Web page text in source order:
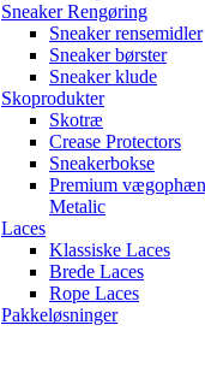
Sneaker Rengøring
Sneaker rensemidler
Sneaker børster
Sneaker klude
Skoprodukter
Skotræ
Crease Protectors
Sneakerbokse
Premium
Metalic
Laces
Klassiske Laces
Brede Laces
Rope Laces
Pakkeløsninger